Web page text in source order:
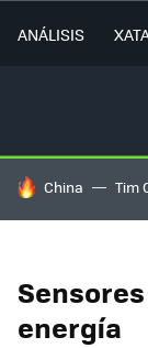
ANÁLISIS
HOY SE HABLA
China Tim
energía